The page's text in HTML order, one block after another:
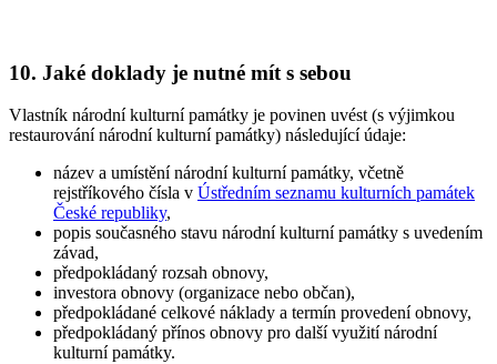
10. Jaké doklady je nutné mít s sebou
Vlastník národní kulturní památky je povinen uvést (s výjimkou
restaurování národní kulturní památky) následující údaje:
název a umístění národní kulturní památky, včetně
rejstříkového čísla v Ústředním seznamu kulturních památek
České republiky,
popis současného stavu národní kulturní památky s uvedením
závad,
předpokládaný rozsah obnovy,
investora obnovy (organizace nebo občan),
předpokládané celkové náklady a termín provedení obnovy,
předpokládaný přínos obnovy pro další využití národní
kulturní památky.